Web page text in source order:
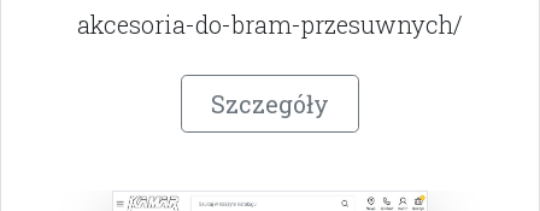
akcesoria-do-bram-przesuwnych/
Szczegóły